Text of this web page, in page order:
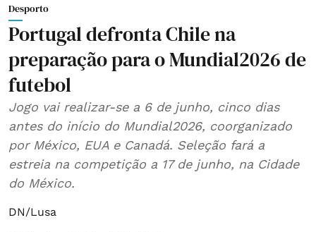
Desporto
Portugal defronta Chile na
preparação para o Mundial2026 de
futebol
Jogo vai realizar-se a 6 de junho, cinco dias
antes do início do Mundial2026, coorganizado
por México, EUA e Canadá. Seleção fará a
estreia na competição a 17 de junho, na Cidade
do México.
DN/Lusa